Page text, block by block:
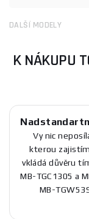
DALŠÍ MODELY
K NÁKUPU
Vy nic
kterou
vkládá důvěru
MB-TGC1305 a
MB-